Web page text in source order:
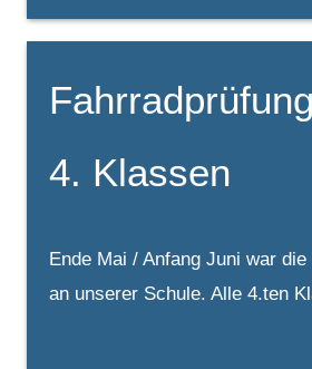
4. Klassen
Ende Mai / Anfang Juni war
an unserer Schule. Alle 4.ten